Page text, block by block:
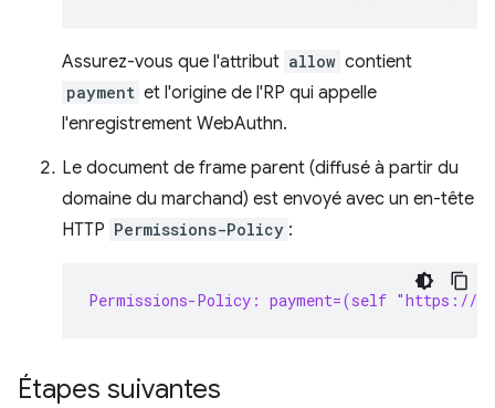
Assurez-vous que l'attribut allow contient
payment et l'origine de l'RP qui appelle
l'enregistrement WebAuthn.
Le document de frame parent (diffusé à partir du
domaine du marchand) est envoyé avec un en-tête
HTTP Permissions-Policy :
Permissions-Policy: payment=(self "https://
Étapes suivantes